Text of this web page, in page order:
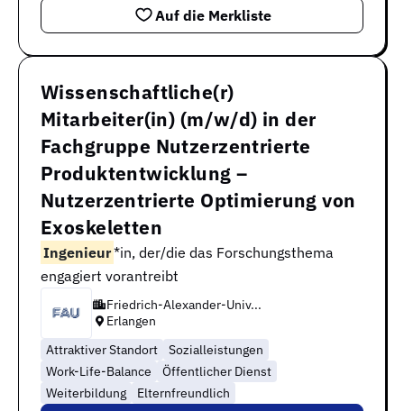
Auf die Merkliste
Wissenschaftliche(r)
Mitarbeiter(in) (m/w/d) in der
Fachgruppe Nutzerzentrierte
Produktentwicklung –
Nutzerzentrierte Optimierung von
Exoskeletten
Ingenieur*in, der/die das Forschungsthema
engagiert vorantreibt
Friedrich-Alexander-Univ...
Erlangen
Attraktiver Standort
Sozialleistungen
Work-Life-Balance
Öffentlicher Dienst
Weiterbildung
Elternfreundlich